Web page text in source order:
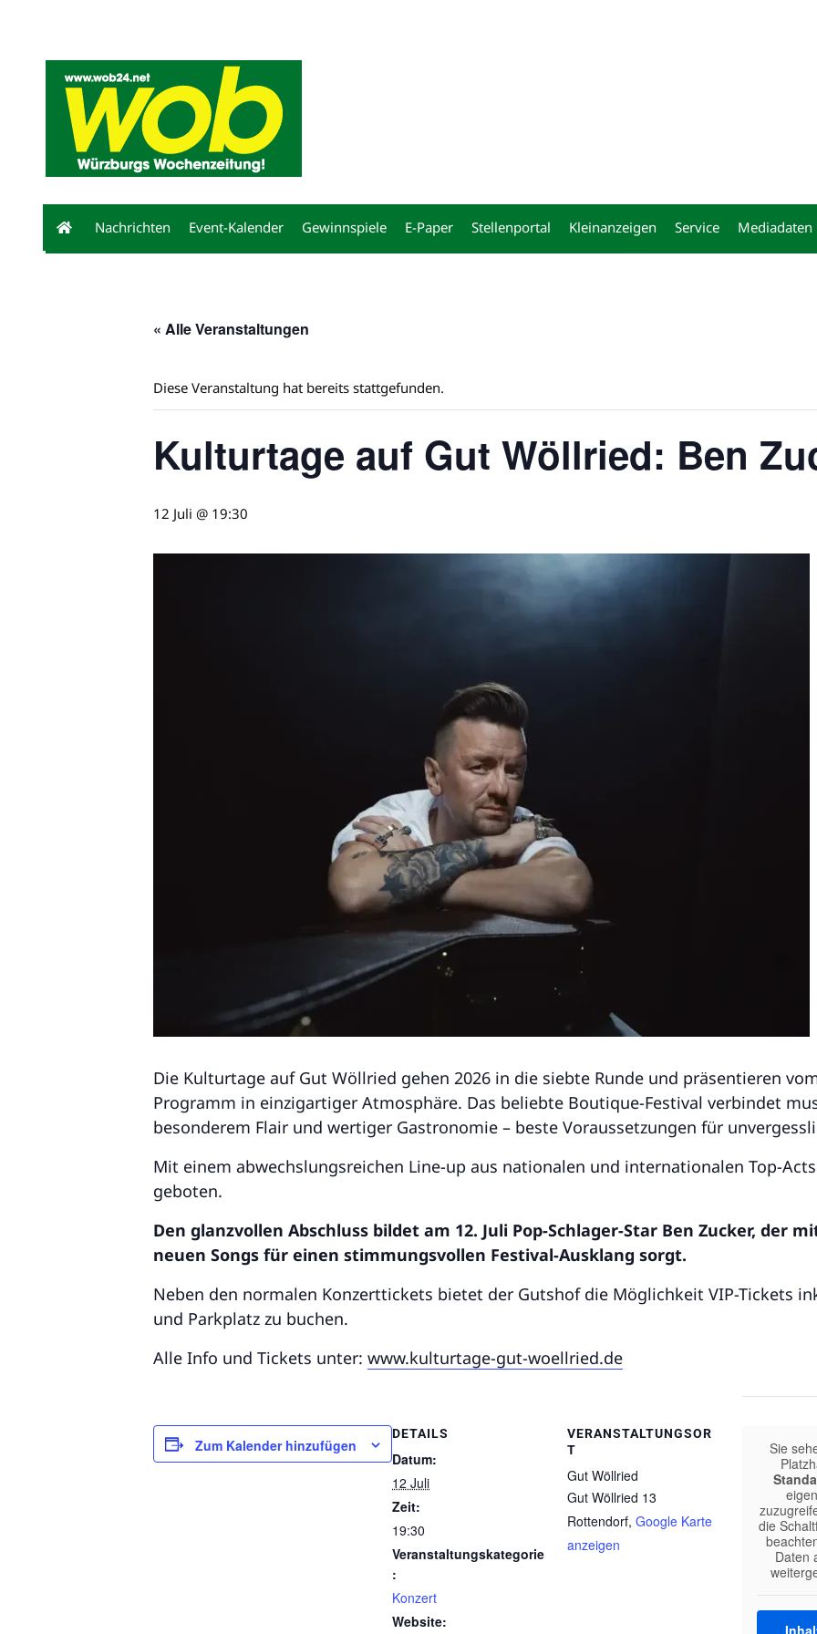
Nachrichten Event-Kalender Gewinnspiele E-Paper Stellenportal Kleinanzeigen Service Mediadaten
« Alle Veranstaltungen
Diese Veranstaltung hat bereits stattgefunden.
Kulturtage auf Gut Wöllried: Ben
12 Juli @ 19:30
Die Kulturtage auf Gut Wöllried gehen 2026 in die siebte Runde und präsentieren
Programm in einzigartiger Atmosphäre. Das beliebte Boutique-Festival verbindet
besonderem Flair und wertiger Gastronomie – beste Voraussetzungen für
Mit einem abwechslungsreichen Line-up aus nationalen und internationalen Top-
geboten.
Den glanzvollen Abschluss bildet am 12. Juli Pop-Schlager-Star Ben Zucker, der
neuen Songs für einen stimmungsvollen Festival-Ausklang sorgt.
Neben den normalen Konzerttickets bietet der Gutshof die Möglichkeit VIP-Tickets
und Parkplatz zu buchen.
Alle Info und Tickets unter: www.kulturtage-gut-woellried.de
Zum Kalender hinzufügen
DETAILS
Datum:
12 Juli
Zeit:
19:30
Veranstaltungskategorie
:
Konzert
Website:
VERANSTALTUNGSOR
T
Gut Wöllried
Gut Wöllried 13
Rottendorf, Google Karte
anzeigen
Sie
die
Daten